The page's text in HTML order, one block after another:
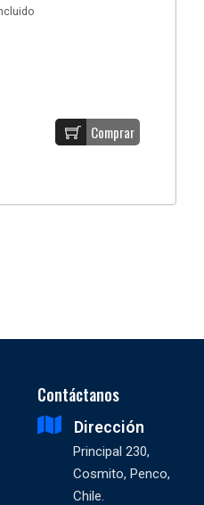
Comprar
Contáctanos
Dirección
Principal 230,
Cosmito, Penco,
Chile.